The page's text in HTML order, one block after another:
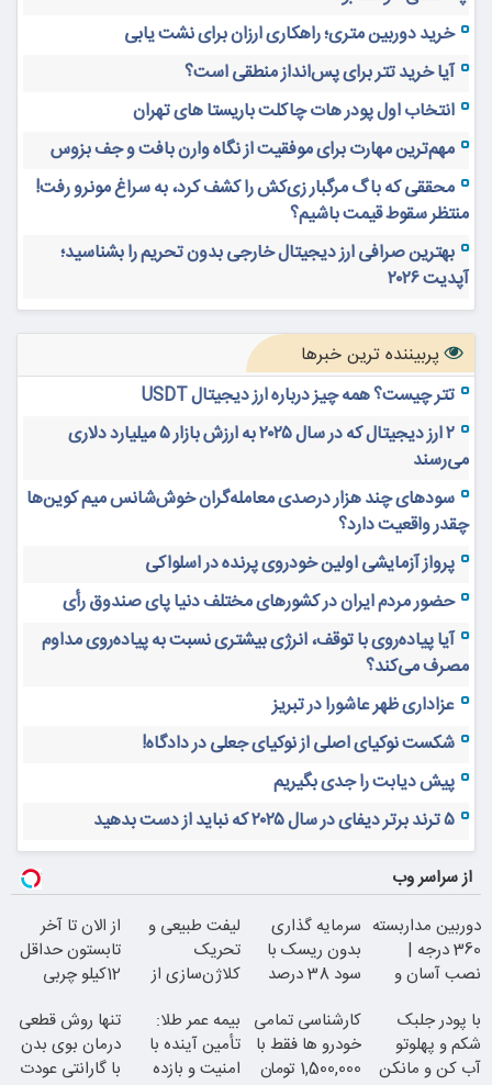
خرید دوربین متری؛ راهکاری ارزان برای نشت یابی
آیا خرید تتر برای پس‌انداز منطقی است؟
انتخاب اول پودر هات چاکلت باریستا های تهران
مهم‌ترین مهارت برای موفقیت از نگاه وارن بافت و جف بزوس
محققی که باگ مرگبار زی‌کش را کشف کرد، به سراغ مونرو رفت!
منتظر سقوط قیمت باشیم؟
بهترین صرافی ارز دیجیتال خارجی بدون تحریم را بشناسید؛
آپدیت ۲۰۲۶
پربیننده ترین خبرها
تتر چیست؟ همه چیز درباره ارز دیجیتال USDT
۲ ارز دیجیتال که در سال ۲۰۲۵ به ارزش بازار ۵ میلیارد دلاری
می‌رسند
سودهای چند هزار درصدی معامله‌گران خوش‌شانس میم کوین‌ها
چقدر واقعیت دارد؟
پرواز آزمایشی اولین خودروی پرنده در اسلواکی
حضور مردم ایران در کشورهای مختلف دنیا پای صندوق رأی
آیا پیاده‌روی با توقف، انرژی بیشتری نسبت به پیاده‌روی مداوم
مصرف می‌کند؟
عزاداری ظهر عاشورا در تبریز
شکست نوکیای اصلی از نوکیای جعلی در دادگاه!
پیش دیابت را جدی بگیریم
۵ ترند برتر دیفای در سال ۲۰۲۵ که نباید از دست بدهید
از سراسر وب
دوربین مداربسته
360 درجه |
نصب آسان و
سرمایه گذاری
بدون ریسک با
سود 38 درصد
لیفت طبیعی و
تحریک
کلاژن‌سازی از
24ماه ماندگاری
از الان تا آخر
تابستون حداقل
12کیلو چربی
با پودر جلبک
شکم و پهلوتو
آب کن و مانکن
کارشناسی تمامی
خودرو ها فقط با
1,500,000 تومان
بیمه عمر طلا:
تأمین آینده با
امنیت و بازده
تنها روش قطعی
درمان بوی بدن
با گارانتی عودت